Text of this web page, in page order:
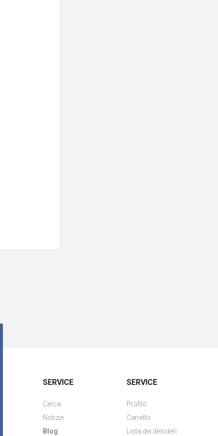
SERVICE
Cerca
Notizie
Blog
SERVICE
Profilo
Carrello
Lista dei desideri